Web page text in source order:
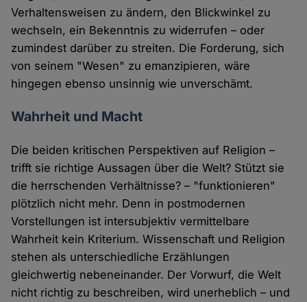
Verhaltensweisen zu ändern, den Blickwinkel zu
wechseln, ein Bekenntnis zu widerrufen – oder
zumindest darüber zu streiten. Die Forderung, sich
von seinem "Wesen" zu emanzipieren, wäre
hingegen ebenso unsinnig wie unverschämt.
Wahrheit und Macht
Die beiden kritischen Perspektiven auf Religion –
trifft sie richtige Aussagen über die Welt? Stützt sie
die herrschenden Verhältnisse? – "funktionieren"
plötzlich nicht mehr. Denn in postmodernen
Vorstellungen ist intersubjektiv vermittelbare
Wahrheit kein Kriterium. Wissenschaft und Religion
stehen als unterschiedliche Erzählungen
gleichwertig nebeneinander. Der Vorwurf, die Welt
nicht richtig zu beschreiben, wird unerheblich – und